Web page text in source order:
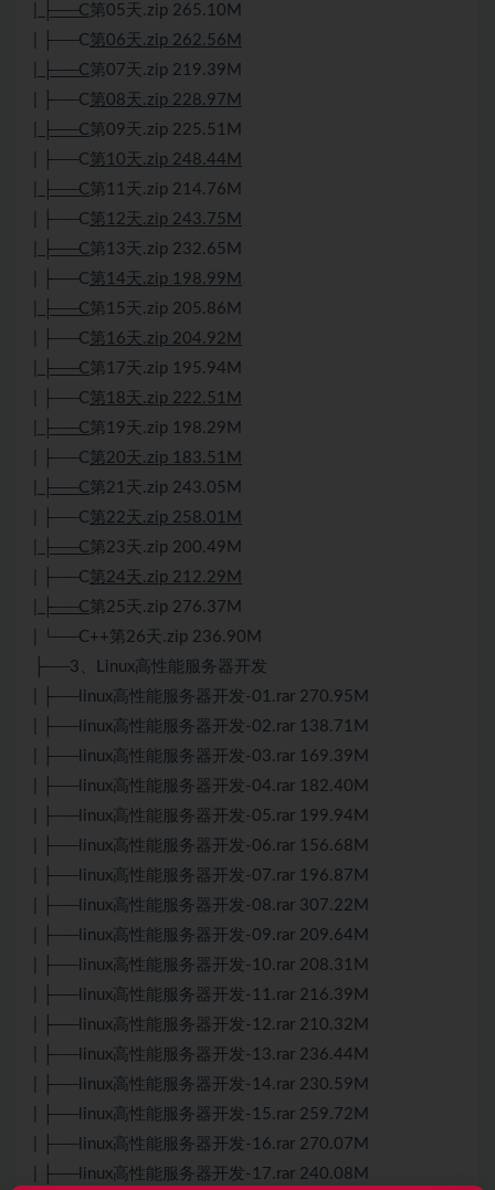
| ├──C第05天.zip 265.10M
| ├──C第06天.zip 262.56M
| ├──C第07天.zip 219.39M
| ├──C第08天.zip 228.97M
| ├──C第09天.zip 225.51M
| ├──C第10天.zip 248.44M
| ├──C第11天.zip 214.76M
| ├──C第12天.zip 243.75M
| ├──C第13天.zip 232.65M
| ├──C第14天.zip 198.99M
| ├──C第15天.zip 205.86M
| ├──C第16天.zip 204.92M
| ├──C第17天.zip 195.94M
| ├──C第18天.zip 222.51M
| ├──C第19天.zip 198.29M
| ├──C第20天.zip 183.51M
| ├──C第21天.zip 243.05M
| ├──C第22天.zip 258.01M
| ├──C第23天.zip 200.49M
| ├──C第24天.zip 212.29M
| ├──C第25天.zip 276.37M
| └──C++第26天.zip 236.90M
├──3、
Linux高性能服务器开发
| ├──linux高性能服务器开发-01.rar 270.95M
| ├──linux高性能服务器开发-02.rar 138.71M
| ├──linux高性能服务器开发-03.rar 169.39M
| ├──linux高性能服务器开发-04.rar 182.40M
| ├──linux高性能服务器开发-05.rar 199.94M
| ├──linux高性能服务器开发-06.rar 156.68M
| ├──linux高性能服务器开发-07.rar 196.87M
| ├──linux高性能服务器开发-08.rar 307.22M
| ├──linux高性能服务器开发-09.rar 209.64M
| ├──linux高性能服务器开发-10.rar 208.31M
| ├──linux高性能服务器开发-11.rar 216.39M
| ├──linux高性能服务器开发-12.rar 210.32M
| ├──linux高性能服务器开发-13.rar 236.44M
| ├──linux高性能服务器开发-14.rar 230.59M
| ├──linux高性能服务器开发-15.rar 259.72M
| ├──linux高性能服务器开发-16.rar 270.07M
| ├──linux高性能服务器开发-17.rar 240.08M